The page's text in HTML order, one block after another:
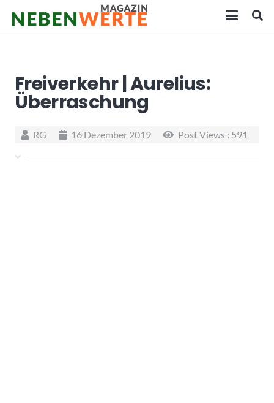
Freiverkehr | Aurelius:
Überraschung
RG 16 Dezember 2019 Post Views : 591